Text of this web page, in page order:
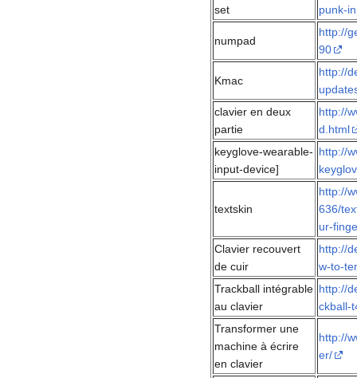
set
punk-
numpad
http://
90
Kmac
http://
clavier en deux
partie
http://
d.html
keyglove-wearable-
input-device]
http://
textskin
http://
636/
ur-
Clavier recouvert
de cuir
http://
w-to-
Trackball intégrable
au clavier
http://
ckball-
Transformer une
machine à écrire
en clavier
http://
er/